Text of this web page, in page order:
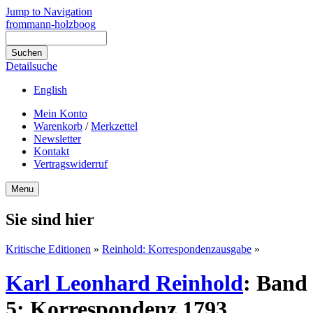
Jump to Navigation
frommann-holzboog
Detailsuche
English
Mein Konto
Warenkorb /Merkzettel
Newsletter
Kontakt
Vertragswiderruf
Menu
Sie sind hier
Kritische Editionen » Reinhold: Korrespondenzausgabe »
Karl Leonhard Reinhold: Band